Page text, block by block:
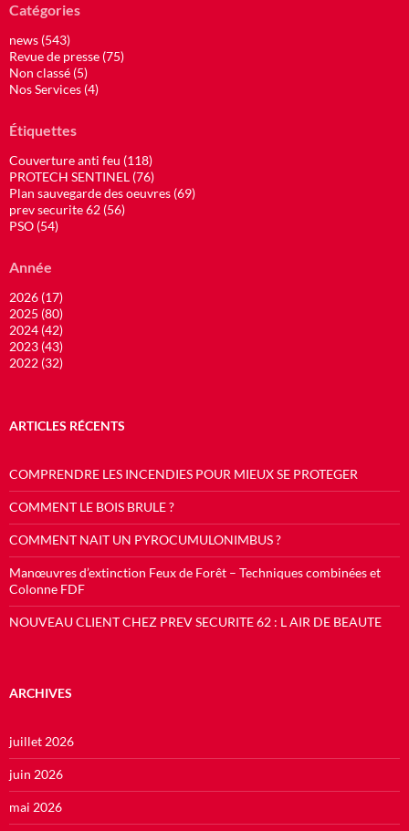
Catégories
news (543)
Revue de presse (75)
Non classé (5)
Nos Services (4)
Étiquettes
Couverture anti feu (118)
PROTECH SENTINEL (76)
Plan sauvegarde des oeuvres (69)
prev securite 62 (56)
PSO (54)
Année
2026 (17)
2025 (80)
2024 (42)
2023 (43)
2022 (32)
ARTICLES RÉCENTS
COMPRENDRE LES INCENDIES POUR MIEUX SE PROTEGER
COMMENT LE BOIS BRULE ?
COMMENT NAIT UN PYROCUMULONIMBUS ?
Manœuvres d’extinction Feux de Forêt – Techniques combinées et
Colonne FDF
NOUVEAU CLIENT CHEZ PREV SECURITE 62 : L AIR DE BEAUTE
ARCHIVES
juillet 2026
juin 2026
mai 2026